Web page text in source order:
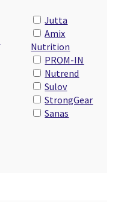
Jutta
Amix
Nutrition
PROM-IN
Nutrend
Sulov
StrongGear
Sanas